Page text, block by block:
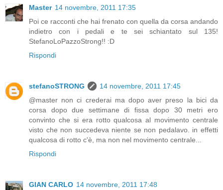
Master 14 novembre, 2011 17:35
Poi ce racconti che hai frenato con quella da corsa andando
indietro con i pedali e te sei schiantato sul 135!
StefanoLoPazzoStrong!! :D
Rispondi
stefanoSTRONG
14 novembre, 2011 17:45
@master non ci crederai ma dopo aver preso la bici da
corsa dopo due settimane di fissa dopo 30 metri ero
convinto che si era rotto qualcosa al movimento centrale
visto che non succedeva niente se non pedalavo. in effetti
qualcosa di rotto c'è, ma non nel movimento centrale...
Rispondi
GIAN CARLO 14 novembre, 2011 17:48